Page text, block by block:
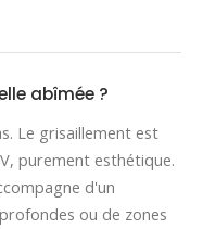
abîmée ?
Le grisaillement est
purement esthétique.
d'un
ou de zones